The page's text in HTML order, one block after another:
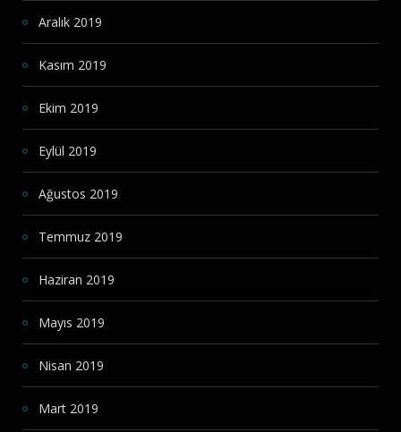
Aralık 2019
Kasım 2019
Ekim 2019
Eylül 2019
Ağustos 2019
Temmuz 2019
Haziran 2019
Mayıs 2019
Nisan 2019
Mart 2019